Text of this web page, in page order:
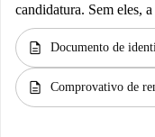
candidatura. Sem eles,
description Documento de
description Comprovativo de